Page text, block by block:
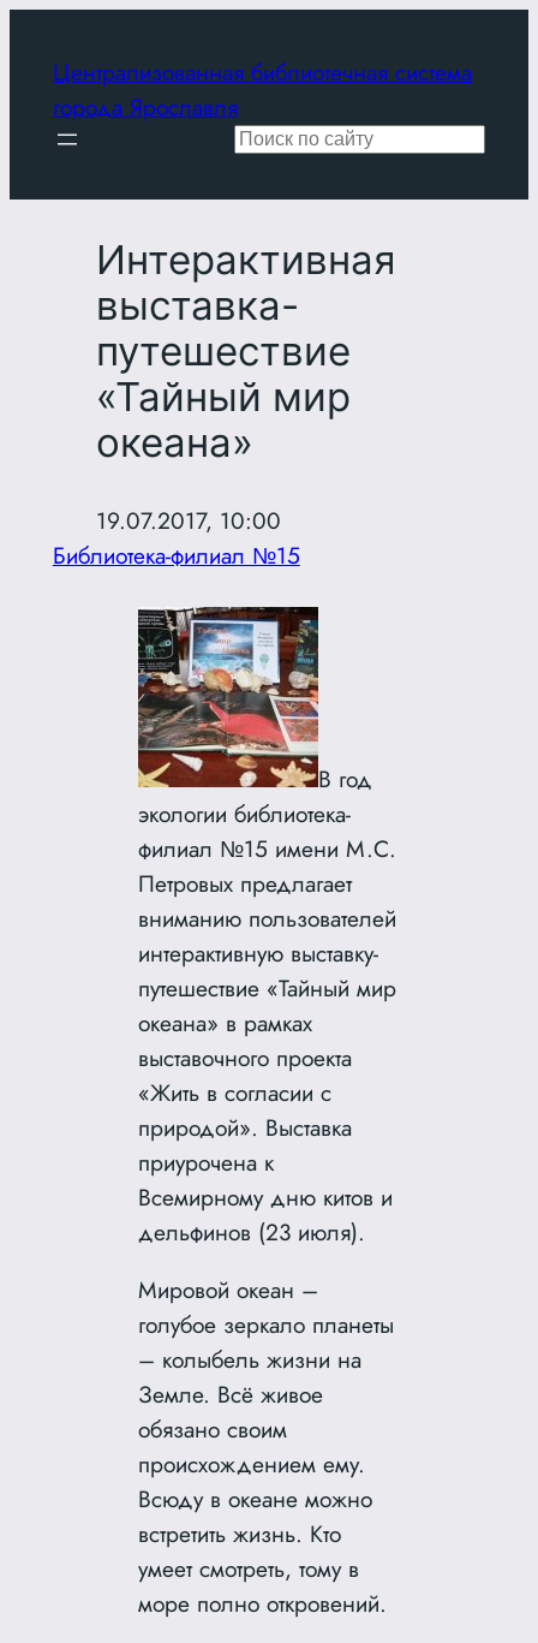
содержимому
Централизованная библиотечная система
города Ярославля
Поиск
Интерактивная
выставка-
путешествие
«Тайный мир
океана»
19.07.2017, 10:00
Библиотека-филиал №15
В год
экологии библиотека-
филиал №15 имени М.С.
Петровых предлагает
вниманию пользователей
интерактивную выставку-
путешествие «Тайный мир
океана» в рамках
выставочного проекта
«Жить в согласии с
природой». Выставка
приурочена к
Всемирному дню китов и
дельфинов (23 июля).
Мировой океан –
голубое зеркало планеты
– колыбель жизни на
Земле. Всё живое
обязано своим
происхождением ему.
Всюду в океане можно
встретить жизнь. Кто
умеет смотреть, тому в
море полно откровений.